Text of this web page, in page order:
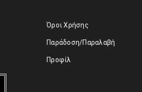
Όροι Χρήσης
Παράδοση/Παραλαβή
Προφίλ